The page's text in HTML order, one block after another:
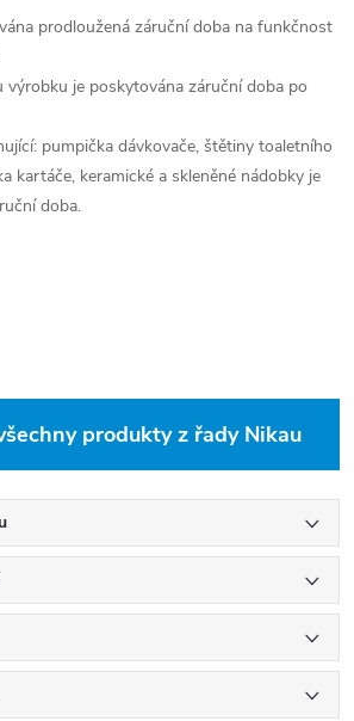
prodloužená záruční doba na funkčnost
výrobku je poskytována záruční doba po
pumpička dávkovače, štětiny toaletního
kartáče, keramické a skleněné nádobky je
doba.
produkty z řady Nikau